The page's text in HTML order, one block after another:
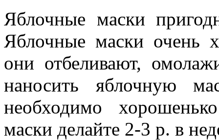
Яблочные маски
Яблочные маски очень
они отбеливают,
наносить яблочную
необходимо
маски делайте 2-3 р. в